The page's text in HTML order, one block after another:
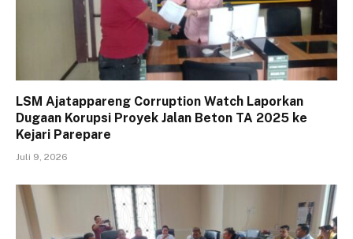
LSM Ajatappareng Corruption Watch Laporkan
Dugaan Korupsi Proyek Jalan Beton TA 2025 ke
Kejari Parepare
Juli 9, 2026